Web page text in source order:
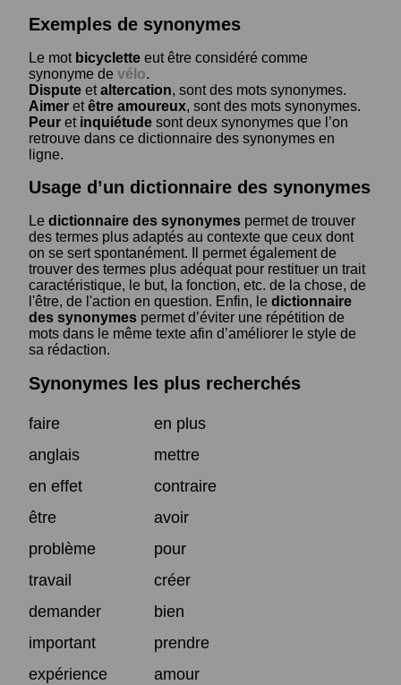
Exemples de synonymes
Le mot bicyclette eut être considéré comme
synonyme de vélo.
Dispute etaltercation, sont des mots synonymes.
Aimer etêtre amoureux, sont des mots synonymes.
Peur et inquiétude sont deux synonymes que l’on
retrouve dans ce dictionnaire des synonymes en
ligne.
Usage d’un dictionnaire des synonymes
Le dictionnaire des synonymes permet de trouver
des termes plus adaptés au contexte que ceux dont
on se sert spontanément. Il permet également de
trouver des termes plus adéquat pour restituer un trait
caractéristique, le but, la fonction, etc. de la chose, de
l'être, de l'action en question. Enfin, le dictionnaire
des synonymes permet d’éviter une répétition de
mots dans le même texte afin d’améliorer le style de
sa rédaction.
Synonymes les plus recherchés
faire
en plus
anglais
mettre
en effet
contraire
être
avoir
problème
pour
travail
créer
demander
bien
important
prendre
expérience
amour